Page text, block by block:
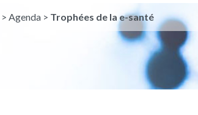
> Agenda > Trophées de la e-santé